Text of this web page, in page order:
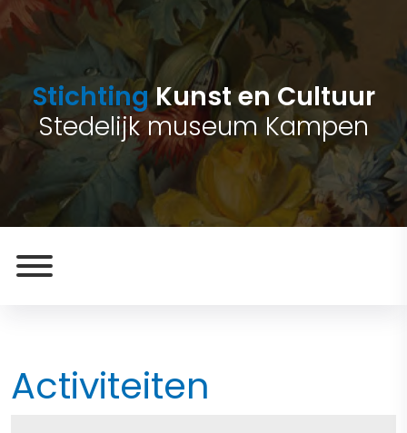
StichtingKunst en Cultuur
Stedelijk museum Kampen
Activiteiten